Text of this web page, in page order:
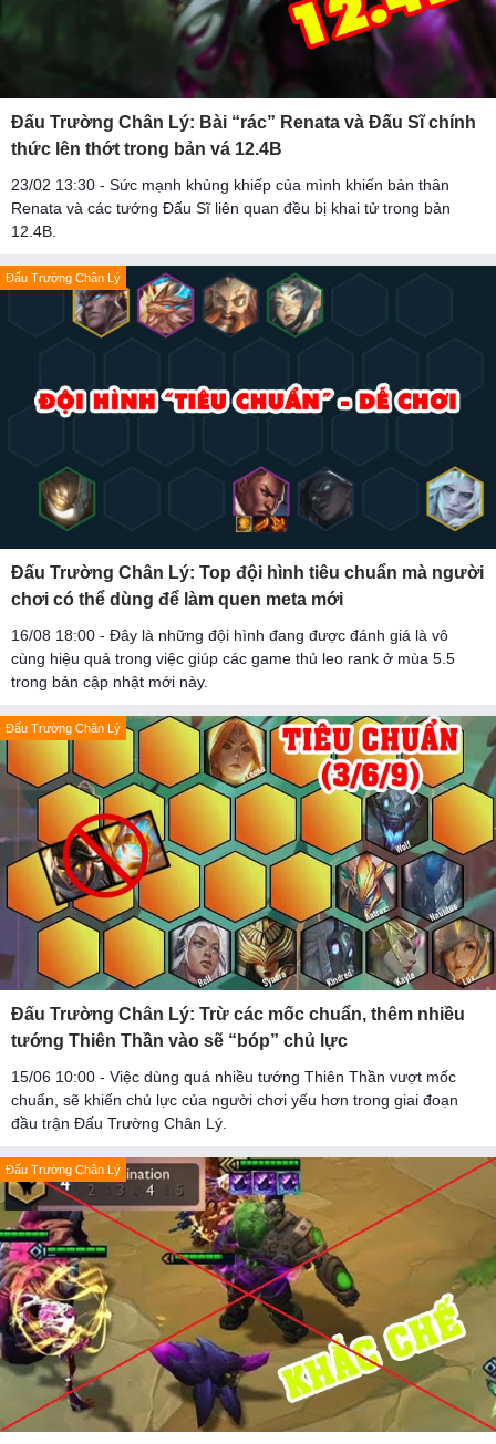
Đấu Trường Chân Lý: Bài “rác” Renata và Đấu Sĩ chính
thức lên thớt trong bản vá 12.4B
23/02 13:30 - Sức mạnh khủng khiếp của mình khiến bản thân
Renata và các tướng Đấu Sĩ liên quan đều bị khai tử trong bản
12.4B.
Đấu Trường Chân Lý
Đấu Trường Chân Lý: Top đội hình tiêu chuẩn mà người
chơi có thể dùng để làm quen meta mới
16/08 18:00 - Đây là những đội hình đang được đánh giá là vô
cùng hiệu quả trong việc giúp các game thủ leo rank ở mùa 5.5
trong bản cập nhật mới này.
Đấu Trường Chân Lý
Đấu Trường Chân Lý: Trừ các mốc chuẩn, thêm nhiều
tướng Thiên Thần vào sẽ “bóp” chủ lực
15/06 10:00 - Việc dùng quá nhiều tướng Thiên Thần vượt mốc
chuẩn, sẽ khiến chủ lực của người chơi yếu hơn trong giai đoạn
đầu trận Đấu Trường Chân Lý.
Đấu Trường Chân Lý